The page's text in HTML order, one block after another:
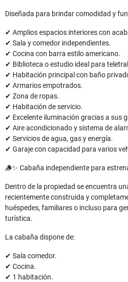
Diseñada para brindar comodidad y
✔ Amplios espacios interiores con
✔ Sala y comedor independientes.
✔ Cocina con barra estilo americano.
✔ Biblioteca o estudio ideal para
✔ Habitación principal con baño
✔ Armarios empotrados.
✔ Zona de ropas.
✔ Habitación de servicio.
✔ Excelente iluminación gracias a sus
✔ Aire acondicionado y sistema de
✔ Servicios de agua, gas y energía.
✔ Garaje con capacidad para varios
🪵✨ Cabaña independiente para
Dentro de la propiedad se encuentra
recientemente construida y
huéspedes, familiares o incluso para
turística.
La cabaña dispone de:
✔ Sala comedor.
✔ Cocina.
✔ 1 habitación.